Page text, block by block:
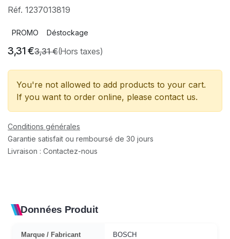
Réf. 1237013819
PROMO Déstockage
3,31€3,31€(Hors taxes)
You're not allowed to add products to your cart.
If you want to order online, please contact us.
Conditions générales
Garantie satisfait ou remboursé de 30 jours
Livraison : Contactez-nous
Données Produit
Marque / Fabricant BOSCH